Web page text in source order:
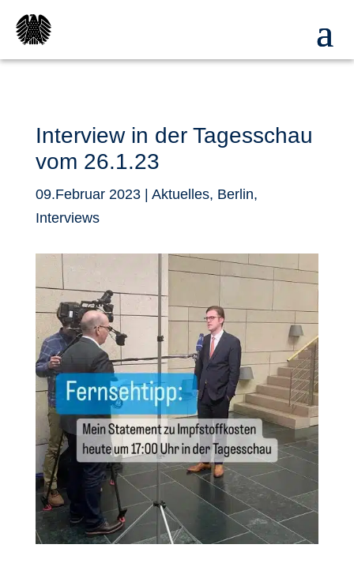
Interview in der Tagesschau
vom 26.1.23
09.Februar 2023| Aktuelles, Berlin,
Interviews